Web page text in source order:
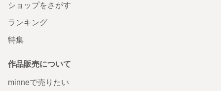
ショップをさがす
ランキング
特集
作品販売について
minneで売りたい